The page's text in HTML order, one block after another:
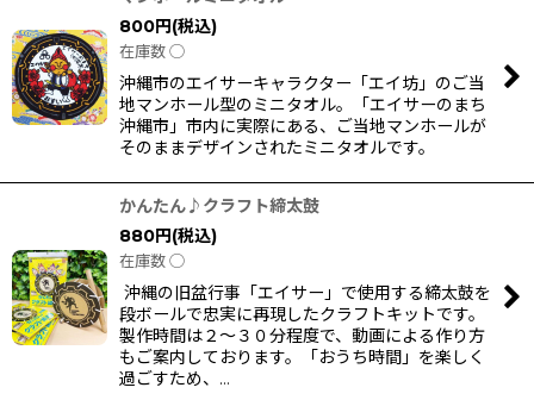
800円(税込)
在庫数 ◯
沖縄市のエイサーキャラクター「エイ坊」のご当
地マンホール型のミニタオル。「エイサーのまち
沖縄市」市内に実際にある、ご当地マンホールが
そのままデザインされたミニタオルです。
かんたん♪クラフト締太鼓
880円(税込)
在庫数 ◯
沖縄の旧盆行事「エイサー」で使用する締太鼓を
段ボールで忠実に再現したクラフトキットです。
製作時間は２〜３０分程度で、動画による作り方
もご案内しております。「おうち時間」を楽しく
過ごすため、…